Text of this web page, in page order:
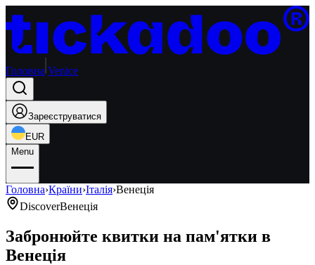
Головна Venice
Зареєструватися
EUR
Menu
Головна›Країни›Італія›Венеція
DiscoverВенеція
Забронюйте квитки на пам'ятки в
Венеція